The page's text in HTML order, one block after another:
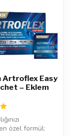
Artroflex Easy
– Eklem
özel formül: